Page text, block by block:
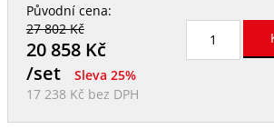
Původní cena:
27 802 Kč
20 858Kč
/set
Sleva 25%
17 238 Kč bez DPH